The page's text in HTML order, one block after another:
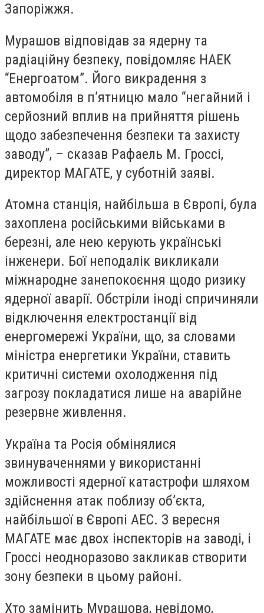
Запоріжжя.
Мурашов відповідав за ядерну та
радіаційну безпеку, повідомляє НАЕК
“Енергоатом”. Його викрадення з
автомобіля в п’ятницю мало “негайний і
серйозний вплив на прийняття рішень
щодо забезпечення безпеки та захисту
заводу”, – сказав Рафаель М. Гроссі,
директор МАГАТЕ, у суботній заяві.
Атомна станція, найбільша в Європі, була
захоплена російськими військами в
березні, але нею керують українські
інженери. Бої неподалік викликали
міжнародне занепокоєння щодо ризику
ядерної аварії. Обстріли іноді спричиняли
відключення електростанції від
енергомережі України, що, за словами
міністра енергетики України, ставить
критичні системи охолодження під
загрозу покладатися лише на аварійне
резервне живлення.
Україна та Росія обмінялися
звинуваченнями у використанні
можливості ядерної катастрофи шляхом
здійснення атак поблизу об’єкта,
найбільшої в Європі АЕС. З вересня
МАГАТЕ має двох інспекторів на заводі, і
Гроссі неодноразово закликав створити
зону безпеки в цьому районі.
Хто замінить Мурашова, невідомо,